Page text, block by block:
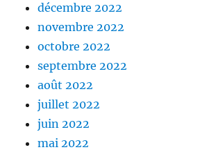
décembre 2022
novembre 2022
octobre 2022
septembre 2022
août 2022
juillet 2022
juin 2022
mai 2022